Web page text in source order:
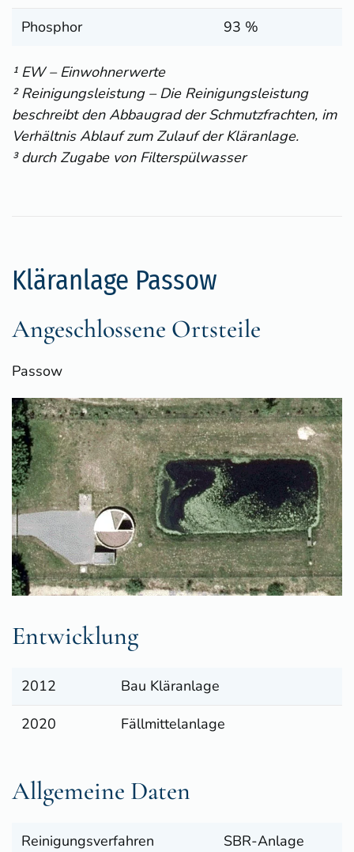
Phosphor
93 %
¹ EW – Einwohnerwerte
² Reinigungsleistung – Die Reinigungsleistung
beschreibt den Abbaugrad der Schmutzfrachten, im
Verhältnis Ablauf zum Zulauf der Kläranlage.
³ durch Zugabe von Filterspülwasser
Kläranlage Passow
Angeschlossene Ortsteile
Passow
Entwicklung
2012
Bau Kläranlage
2020
Fällmittelanlage
Allgemeine Daten
Reinigungsverfahren
SBR-Anlage